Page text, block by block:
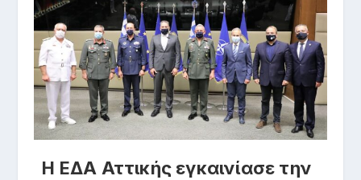
Η ΕΔΑ Αττικής εγκαινίασε την